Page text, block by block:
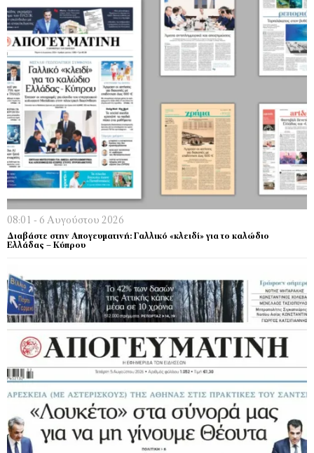
08:01 - 6 Αυγούστου 2026
Διαβάστε στην Απογευματινή: Γαλλικό «κλειδί» για το καλώδιο
Ελλάδας – Κύπρου